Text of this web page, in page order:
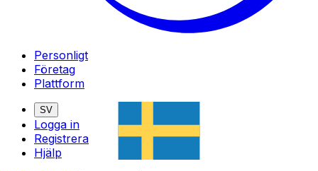
Personligt
Företag
Plattform
SV
Logga in
Registrera
Hjälp